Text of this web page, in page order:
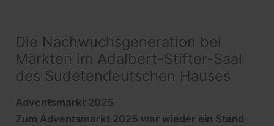
Die Nachwuchsgeneration bei
Märkten im Adalbert-Stifter-Saal
des Sudetendeutschen Hauses
Adventsmarkt 2025
Zum Adventsmarkt 2025 war wieder ein Stand